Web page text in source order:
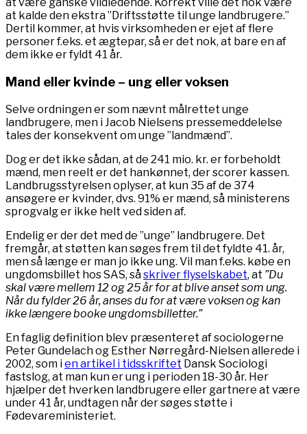
at kalde den ekstra ”Driftsstøtte til unge landbrugere.”
Dertil kommer, at hvis virksomheden er ejet af flere
personer f.eks. et ægtepar, så er det nok, at bare en af
dem ikke er fyldt 41 år.
Mand eller kvinde – ung eller voksen
Selve ordningen er som nævnt målrettet unge
landbrugere, men i Jacob Nielsens pressemeddelelse
tales der konsekvent om unge ”landmænd”.
Dog er det ikke sådan, at de 241 mio. kr. er forbeholdt
mænd, men reelt er det hankønnet, der scorer kassen.
Landbrugsstyrelsen oplyser, at kun 35 af de 374
ansøgere er kvinder, dvs. 91% er mænd, så ministerens
sprogvalg er ikke helt ved siden af.
Endelig er der det med de ”unge” landbrugere. Det
fremgår, at støtten kan søges frem til det fyldte 41. år,
men så længe er man jo ikke ung. Vil man f.eks. købe en
ungdomsbillet hos SAS, såskriver flyselskabet, at ”Du
skal være mellem 12 og 25 år for at blive anset som ung.
Når du fylder 26 år, anses du for at være voksen og kan
ikke længere booke ungdomsbilletter.”
En faglig definition blev præsenteret af sociologerne
Peter Gundelach og Esther Nørregård-Nielsen allerede i
2002, som ien artikel i tidsskriftet Dansk Sociologi
fastslog, at man kun er ung i perioden 18-30 år. Her
hjælper det hverken landbrugere eller gartnere at være
under 41 år, undtagen når der søges støtte i
Fødevareministeriet.